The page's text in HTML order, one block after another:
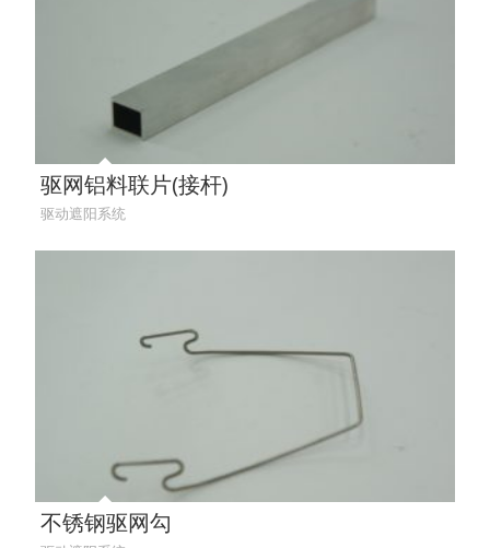
驱网铝料联片(接杆)
驱动遮阳系统
不锈钢驱网勾